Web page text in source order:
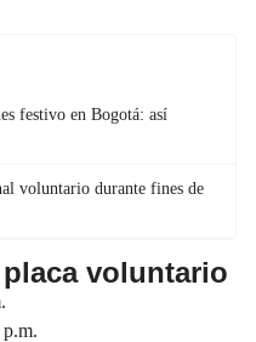
festivo en Bogotá: así
voluntario durante fines de
voluntario